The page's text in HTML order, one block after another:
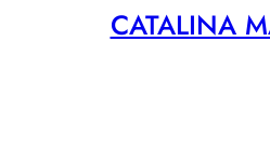
CATALINA